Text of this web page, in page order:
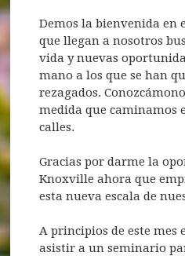
Demos la bienvenida en
que llegan a nosotros
vida y nuevas
mano a los que se han
rezagados.
medida que caminamos
calles.
Gracias por darme la
Knoxville ahora que
esta nueva escala de
A principios de este mes
asistir a un seminario